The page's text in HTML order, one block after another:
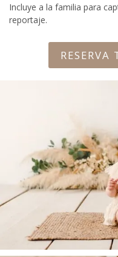
Incluye a la familia para
reportaje.